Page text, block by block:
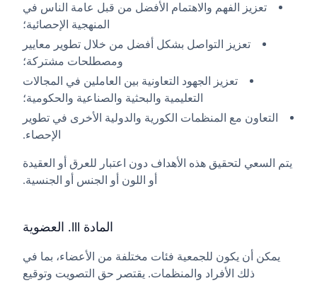
تعزيز الفهم والاهتمام الأفضل من قبل عامة الناس في
المنهجية الإحصائية؛
تعزيز التواصل بشكل أفضل من خلال تطوير معايير
ومصطلحات مشتركة؛
تعزيز الجهود التعاونية بين العاملين في المجالات
التعليمية والبحثية والصناعية والحكومية؛
التعاون مع المنظمات الكورية والدولية الأخرى في تطوير
الإحصاء.
يتم السعي لتحقيق هذه الأهداف دون اعتبار للعرق أو العقيدة
أو اللون أو الجنس أو الجنسية.
المادة III. العضوية
يمكن أن يكون للجمعية فئات مختلفة من الأعضاء، بما في
ذلك الأفراد والمنظمات. يقتصر حق التصويت وتوقيع